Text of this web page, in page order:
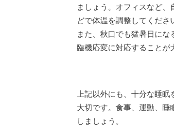
ましょう。オフィスなど
どで体温を調整してくださ
また、秋口でも猛暑日にな
臨機応変に対応することが
上記以外にも、十分な睡眠
大切です。食事、運動、
しましょう。